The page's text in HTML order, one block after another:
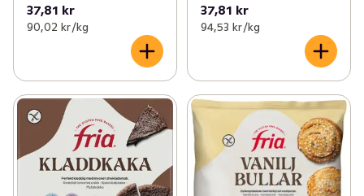
37,81 kr
90,02 kr /kg
37,81 kr
94,53 kr /kg